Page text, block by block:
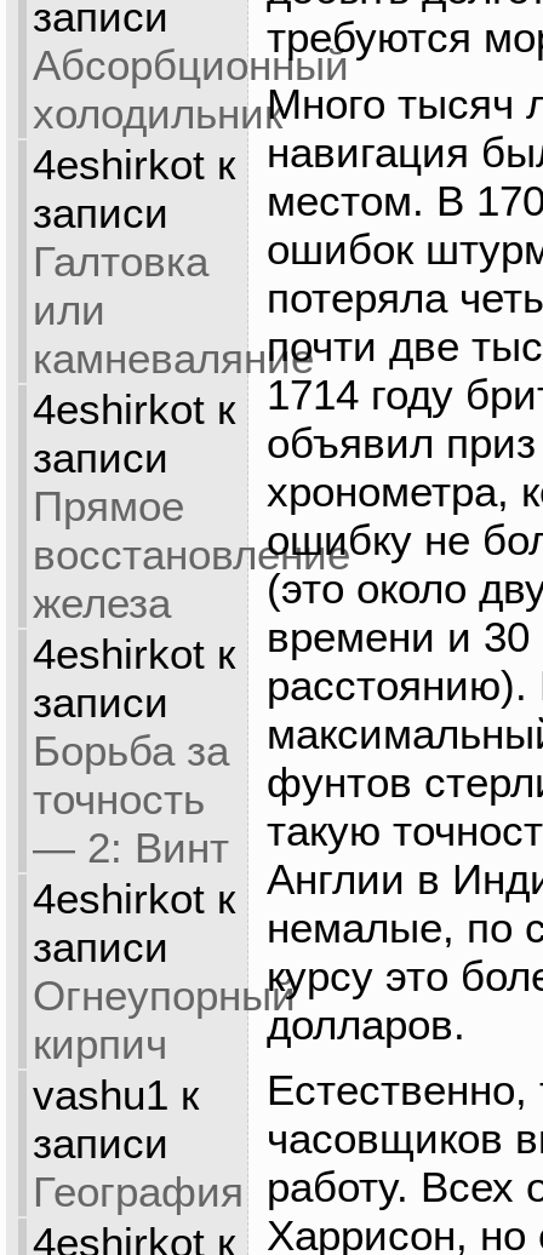
записи
Абсорбционный
холодильник
4eshirkotк
записи
Галтовка
или
камневаляние
4eshirkotк
записи
Прямое
восстановление
железа
4eshirkotк
записи
Борьба за
точность
— 2: Винт
4eshirkotк
записи
Огнеупорный
кирпич
vashu1 к
записи
География
4eshirkotк
требуются
Много тысяч
навигация
местом. В
ошибок
потеряла
почти две
1714 году
объявил
хронометра,
ошибку не
(это около
времени и
фунтов
такую
Англии в
немалые, по
курсу это
долларов.
часовщиков
работу. Всех
Харрисон,